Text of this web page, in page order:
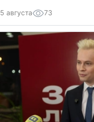
5 августа 73